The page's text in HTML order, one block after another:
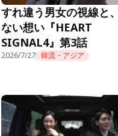
すれ違う男女の視線と
ない想い『HEART
SIGNAL4』第3話
2026/7/27 韓流・アジア